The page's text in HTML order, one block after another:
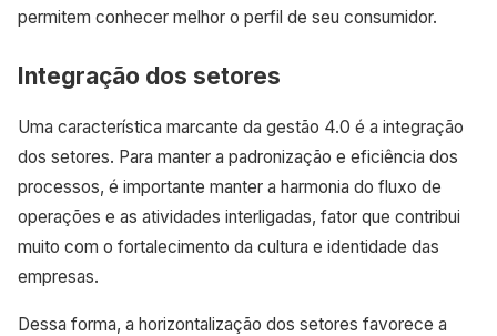
permitem conhecer melhor o perfil de seu consumidor.
Integração dos setores
Uma característica marcante da gestão 4.0 é a integração
dos setores. Para manter a padronização e eficiência dos
processos, é importante manter a harmonia do fluxo de
operações e as atividades interligadas, fator que contribui
muito com o fortalecimento da cultura e identidade das
empresas.
Dessa forma, a horizontalização dos setores favorece a